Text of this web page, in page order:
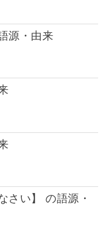
源・由来
さい】 の語源・